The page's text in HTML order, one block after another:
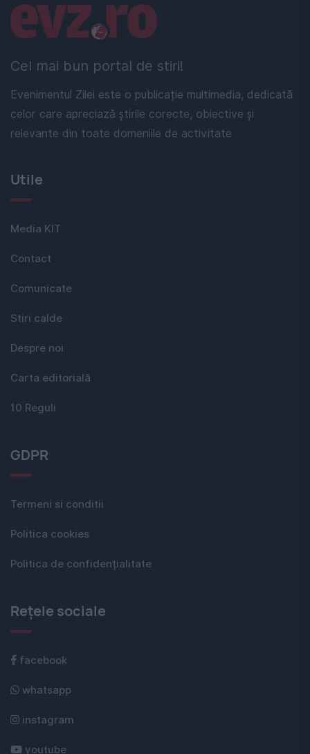
Cel mai bun portal de stiri!
Evenimentul Zilei este o publicație multimedia, dedicată
celor care apreciază știrile corecte, obiective și
relevante din toate domeniile de activitate
Linkuri utile
Utile
Media KIT
Contact
Comunicate
Stiri calde
Despre noi
Carta editorială
10 Reguli
GDPR
Termeni si conditii
Politica cookies
Politica de confidențialitate
Rețele sociale
facebook
whatsapp
instagram
youtube